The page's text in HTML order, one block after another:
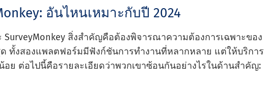
อันไหนเหมาะกับปี 2024
SurveyMonkey สิ่งสําคัญคือต้องพิจารณาความต้องการเฉพาะของ
งสองแพลตฟอร์มมีฟังก์ชันการทํางานที่หลากหลาย แต่ให้บริการ
ย ต่อไปนี้คือรายละเอียดว่าพวกเขาซ้อนกันอย่างไรในด้านสําคัญ: